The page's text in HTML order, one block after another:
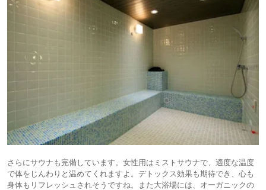
さらにサウナも完備しています。女性用はミストサウナで、適度な温度
で体をじんわりと温めてくれますよ。デトックス効果も期待でき、心も
身体もリフレッシュされそうですね。また大浴場には、オーガニックの